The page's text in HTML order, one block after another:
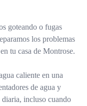
goteando o fugas
los problemas
tu casa de Montrose.
caliente en una
de agua y
diaria, incluso cuando